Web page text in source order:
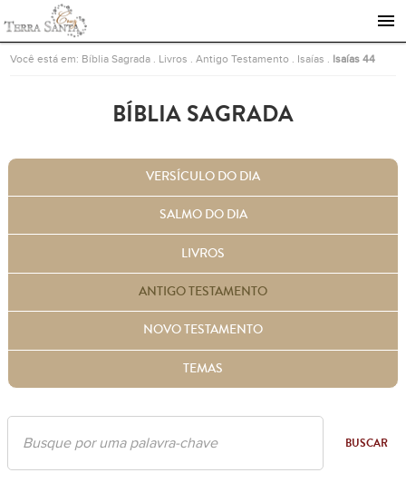
Ir para a página inicial
Você está em: Bíblia Sagrada Livros .Antigo Testamento Isaías Isaías 44
BÍBLIA SAGRADA
VERSÍCULO DO DIA
SALMO DO DIA
LIVROS
ANTIGO TESTAMENTO
NOVO TESTAMENTO
TEMAS
BUSCAR